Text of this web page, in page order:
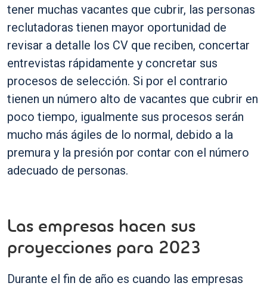
tener muchas vacantes que cubrir, las personas
reclutadoras tienen mayor oportunidad de
revisar a detalle los CV que reciben, concertar
entrevistas rápidamente y concretar sus
procesos de selección. Si por el contrario
tienen un número alto de vacantes que cubrir en
poco tiempo, igualmente sus procesos serán
mucho más ágiles de lo normal, debido a la
premura y la presión por contar con el número
adecuado de personas.
Las empresas hacen sus
proyecciones para 2023
Durante el fin de año es cuando las empresas